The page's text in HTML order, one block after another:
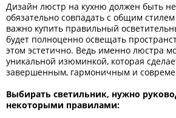
Дизайн люстр на кухню должен быть
обязательно совпадать с общим
важно купить правильный
будет полноценно освещать
этом эстетично. Ведь именно люстра
уникальной изюминкой, которая
завершенным, гармоничным и
Выбирать светильник, нужно
некоторыми правилами: